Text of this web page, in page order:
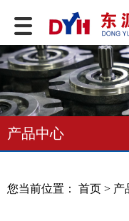
产品中心
您当前位置： 首页 > 产